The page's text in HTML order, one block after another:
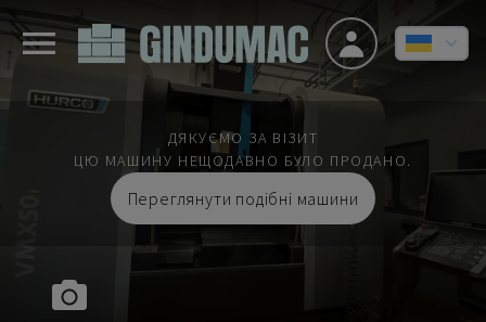
ДЯКУЄМО ЗА ВІЗИТ
ЦЮ МАШИНУ НЕЩОДАВНО БУЛО ПРОДАНО.
Переглянути подібні машини